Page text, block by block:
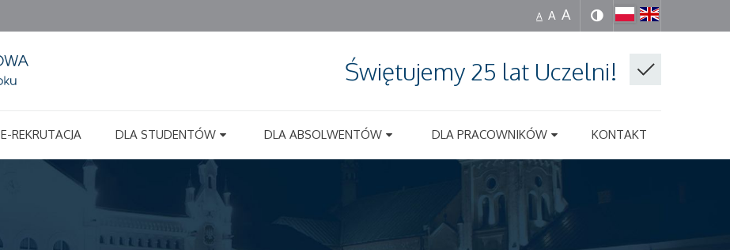
A A A
Świętujemy 25 lat Uczelni!
E-REKRUTACJA DLA STUDENTÓW DLA ABSOLWENTÓW DLA PRACOWNIKÓW KONTAKT